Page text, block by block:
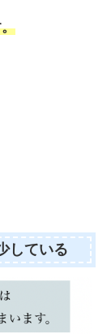
している